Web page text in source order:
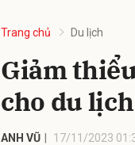
Trang chủ Du lịch
Giảm
cho du
ANH VŨ 17/11/2023